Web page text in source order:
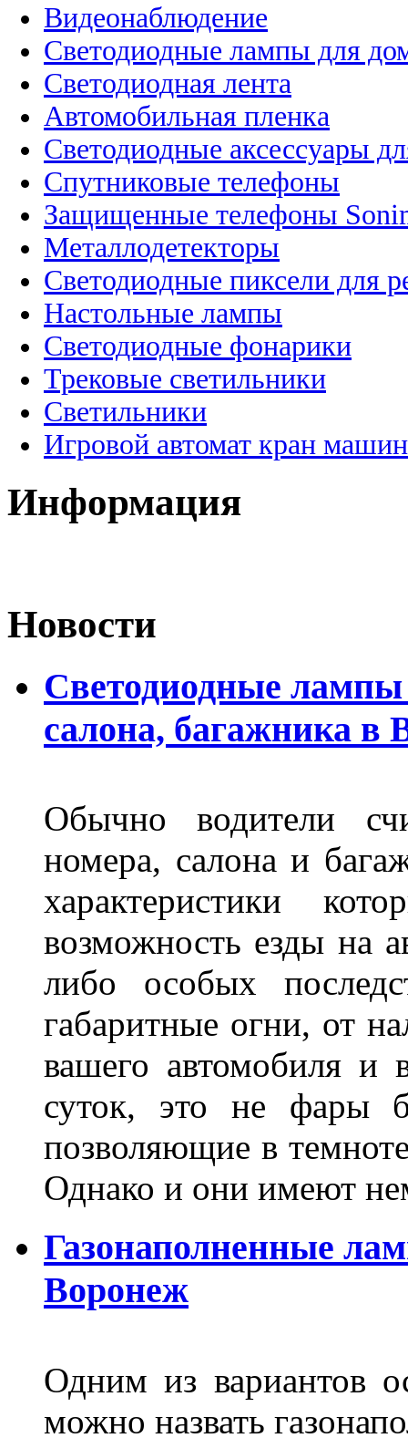
Видеонаблюдение
Светодиодные лампы для
Светодиодная лента
Автомобильная пленка
Светодиодные аксессуары
Спутниковые телефоны
Защищенные телефоны
Металлодетекторы
Светодиодные пиксели для
Настольные лампы
Светодиодные фонарики
Трековые светильники
Светильники
Игровой автомат кран
Информация
Новости
Светодиодные лампы
салона, багажника в
Обычно водители
номера, салона и
характеристики
возможность езды на
либо особых
габаритные огни, от
вашего автомобиля и
суток, это не фары
позволяющие в
Однако и они имеют
Газонаполненные
Воронеж
Одним из вариантов
можно назвать